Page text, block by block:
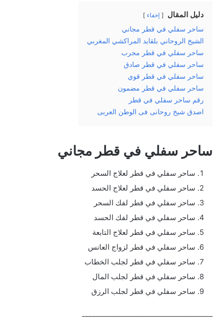
دليل المقال إخفاء
ساحر سفلي في قطر مجاني
الشيخ الروحاني بلقايد المراكشي المغربي
ساحر سفلي في قطر مجرب
ساحر سفلي في قطر صادق
ساحر سفلي في قطر قوي
ساحر سفلي في قطر مضمون
رقم ساحر سفلي في قطر
اصدق شيخ روحانى فى الوطن العربى
ساحر سفلي في قطر مجاني
ساحر سفلي في قطر لعلاج السحر
ساحر سفلي في قطر لعلاج الحسد
ساحر سفلي في قطر لفك السحر
ساحر سفلي في قطر لفك الحسد
ساحر سفلي في قطر لعلاج التابعة
ساحر سفلي في قطر لزواج العانس
ساحر سفلي في قطر لجلب الخطاب
ساحر سفلي في قطر لجلب المال
ساحر سفلي في قطر لجلب الرزق